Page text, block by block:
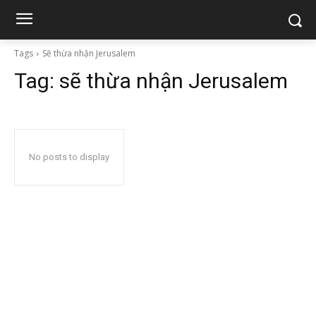
Tags Sẽ thừa nhận Jerusalem
Tag: sẽ thừa nhận Jerusalem
No posts to display